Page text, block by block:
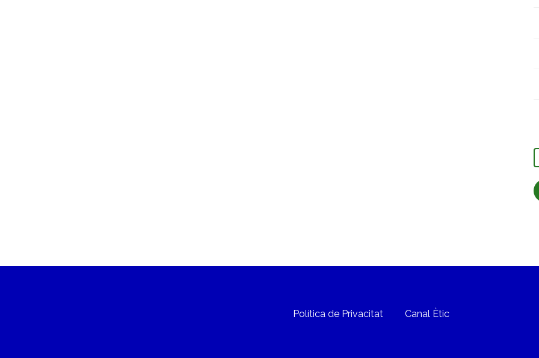
Política de Privacitat Canal Ètic